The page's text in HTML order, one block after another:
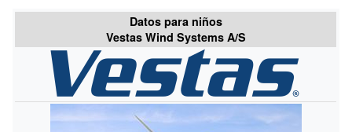
Datos para niños
Vestas Wind Systems A/S